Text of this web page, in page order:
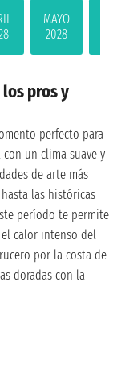
MAYO
2028
pros y
perfecto para
un clima suave y
de arte más
las históricas
período te permite
calor intenso del
por la costa de
doradas con la